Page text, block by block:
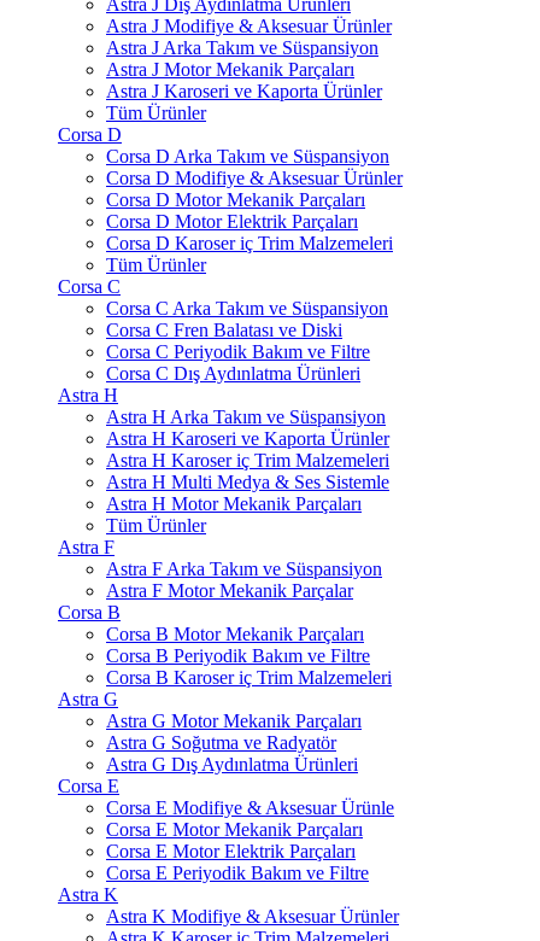
Astra J Dış Aydınlatma Ürünleri
Astra J Modifiye & Aksesuar Ürünler
Astra J Arka Takım ve Süspansiyon
Astra J Motor Mekanik Parçaları
Astra J Karoseri ve Kaporta Ürünler
Tüm Ürünler
Corsa D
Corsa D Arka Takım ve Süspansiyon
Corsa D Modifiye & Aksesuar Ürünler
Corsa D Motor Mekanik Parçaları
Corsa D Motor Elektrik Parçaları
Corsa D Karoser iç Trim Malzemeleri
Tüm Ürünler
Corsa C
Corsa C Arka Takım ve Süspansiyon
Corsa C Fren Balatası ve Diski
Corsa C Periyodik Bakım ve Filtre
Corsa C Dış Aydınlatma Ürünleri
Astra H
Astra H Arka Takım ve Süspansiyon
Astra H Karoseri ve Kaporta Ürünler
Astra H Karoser iç Trim Malzemeleri
Astra H Multi Medya & Ses Sistemle
Astra H Motor Mekanik Parçaları
Tüm Ürünler
Astra F
Astra F Arka Takım ve Süspansiyon
Astra F Motor Mekanik Parçalar
Corsa B
Corsa B Motor Mekanik Parçaları
Corsa B Periyodik Bakım ve Filtre
Corsa B Karoser iç Trim Malzemeleri
Astra G
Astra G Motor Mekanik Parçaları
Astra G Soğutma ve Radyatör
Astra G Dış Aydınlatma Ürünleri
Corsa E
Corsa E Modifiye & Aksesuar Ürünle
Corsa E Motor Mekanik Parçaları
Corsa E Motor Elektrik Parçaları
Corsa E Periyodik Bakım ve Filtre
Astra K
Astra K Modifiye & Aksesuar Ürünler